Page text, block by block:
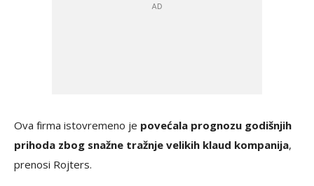
Ova firma istovremeno je povećala prognozu godišnjih
prihoda zbog snažne tražnje velikih klaud kompanija,
prenosi Rojters.